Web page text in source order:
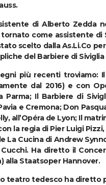
di Alberto Zedda
come assistente di
scelto dalla As.Li.Co
del Barbiere di
più recenti troviamo:
dal 2016) e con
Parma; Il Barbiere di
e Cremona; Don
all’Opéra de Lyon; Il
la regia di Pier Luigi
La Cucina di Andrew
Ha diretto il
alla Staatsoper Hannover.
teatro tedesco ha diretto